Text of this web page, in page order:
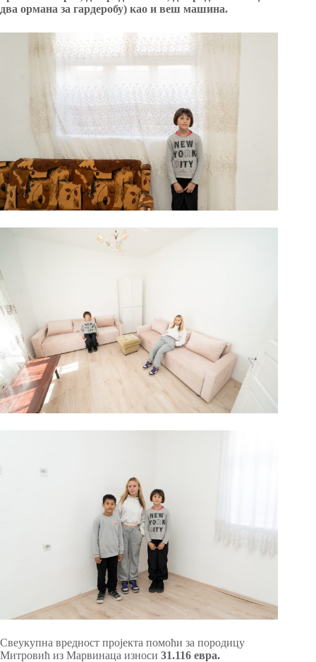
два ормана за гардеробу) као и веш машина.
Свеукупна вредност пројекта помоћи за породицу
Митровић из Марвинаца износи 31.116 евра.